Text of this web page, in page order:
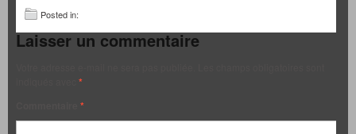
Posted in:
Laisser un commentaire
*
*